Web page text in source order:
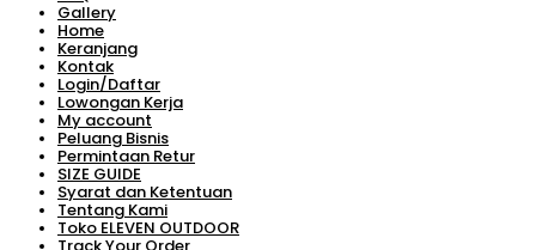
Gallery
Home
Keranjang
Kontak
Login/Daftar
Lowongan Kerja
My account
Peluang Bisnis
Permintaan Retur
SIZE GUIDE
Syarat dan Ketentuan
Tentang Kami
Toko ELEVEN OUTDOOR
Track Your Order